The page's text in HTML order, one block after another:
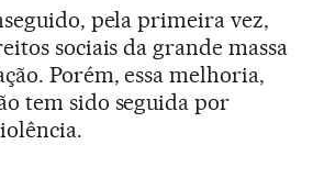
pela primeira vez,
sociais da grande massa
Porém, essa melhoria,
tem sido seguida por